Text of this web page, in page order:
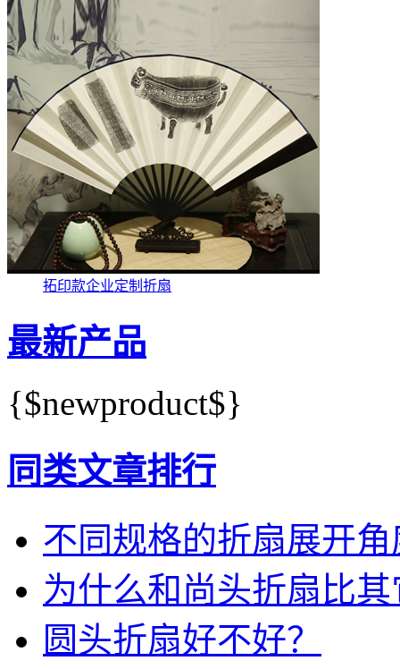
拓印款企业定制折扇
最新产品
{$newproduct$}
同类文章排行
不同规格的折扇展开
为什么和尚头折扇比
圆头折扇好不好？